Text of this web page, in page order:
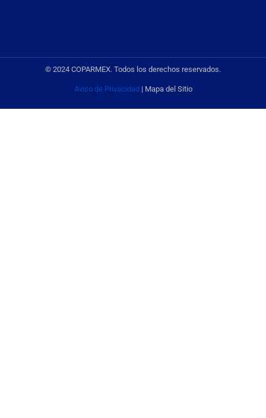
© 2024 COPARMEX. Todos los derechos reservados.
Aviso de Privacidad| Mapa del Sitio